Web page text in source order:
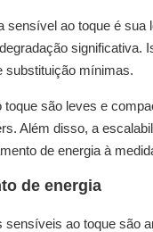
ao toque é
substituição mínimas.
são leves e
Além disso, a
de energia à
de energia
ao toque são